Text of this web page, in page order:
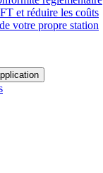
et réduire les coûts
votre propre station